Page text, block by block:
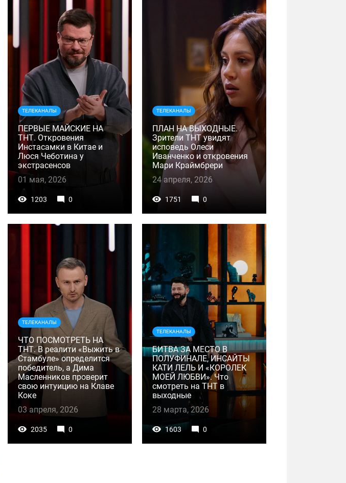
ТЕЛЕКАНАЛЫ
ПЕРВЫЕ МАЙСКИЕ НА
ТНТ. Откровения
Инстасамки в Китае и
Люся Чеботина у
экстрасенсов
01 мая, 2026
1203 0
ТЕЛЕКАНАЛЫ
ПЛАН НА ВЫХОДНЫЕ.
Зрители ТНТ увидят
исповедь Олеси
Иванченко и откровения
Мари Краймбрери
24 апреля, 2026
1751 0
ТЕЛЕКАНАЛЫ
ЧТО ПОСМОТРЕТЬ НА
ТНТ. В реалити «Выжить в
Стамбуле» определится
победитель, а Дима
Масленников проверит
свою интуицию на Клаве
Коке
03 апреля, 2026
2035 0
ТЕЛЕКАНАЛЫ
БИТВА ЗА МЕСТО В
ПОЛУФИНАЛЕ, ИНСАЙТЫ
КАТИ ЛЕЛЬ И «КОРОЛЕК
МОЕЙ ЛЮБВИ». Что
смотреть на ТНТ в
выходные
28 марта, 2026
1603 0